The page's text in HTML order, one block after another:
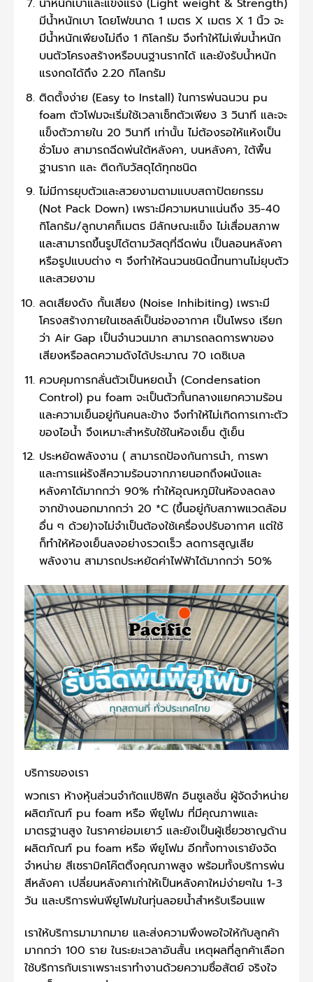
น้ำหนักเบาและแข็งแรง (Light weight & Strength)
มีน้ำหนักเบา โดยโฟขนาด 1 เมตร X เมตร X 1 นิ้ว จะ
มีน้ำหนักเพียงไม่ถึง 1 กิโลกรัม จึงทำให้ไม่เพิ่มน้ำหนัก
บนตัวโครงสร้างหรือบนฐานรากได้ และยังรับน้ำหนัก
แรงกดได้ถึง 2.20 กิโลกรัม
ติดตั้งง่าย (Easy to Install) ในการพ่นฉนวน pu
foam ตัวโฟมจะเริ่มใช้เวลาเซ็ทตัวเพียง 3 วินาที และจะ
แข็งตัวภายใน 20 วินาที เท่านั้น ไม่ต้องรอให้แห้งเป็น
ชั่วโมง สามารถฉีดพ่นใต้หลังคา, บนหลังคา, ใต้พื้น
ฐานราก และ ติดกับวัสดุได้ทุกชนิด
ไม่มีการยุบตัวและสวยงามตามแบบสถาปัตยกรรม
(Not Pack Down) เพราะมีความหนาแน่นถึง 35-40
กิโลกรัม/ลูกบาศก็เมตร มีลักษณะแข็ง ไม่เสื่อมสภาพ
และสามารถขึ้นรูปได้ตามวัสดุที่ฉีดพ่น เป็นลอนหลังคา
หรือรูปแบบต่าง ๆ จึงทำให้ฉนวนชนิดนี้ทนทานไม่ยุบตัว
และสวยงาม
ลดเสียงดัง กั้นเสียง (Noise Inhibiting) เพราะมี
โครงสร้างภายในเซลล์เป็นช่องอากาศ เป็นโพรง เรียก
ว่า Air Gap เป็นจำนวนมาก สามารถลดการพาของ
เสียงหรือลดความดังได้ประมาณ 70 เดซิเบล
ควบคุมการกลั่นตัวเป็นหยดน้ำ (Condensation
Control) pu foam จะเป็นตัวกั้นกลางแยกความร้อน
และความเย็นอยู่กันคนละข้าง จึงทำให้ไม่เกิดการเกาะตัว
ของไอน้ำ จึงเหมาะสำหรับใช้ในห้องเย็น ตู้เย็น
ประหยัดพลังงาน ( สามารถป้องกันการนำ, การพา
และการแผ่รังสีความร้อนจากภายนอกถึงผนังและ
หลังคาได้มากกว่า 90% ทำให้อุณหภูมิในห้องลดลง
จากข้างนอกมากกว่า 20 *C (ขึ้นอยู่กับสภาพแวดล้อม
อื่น ๆ ด้วย)าจไม่จำเป็นต้องใช้เครื่องปรับอากาศ แต่ใช้
ก็ทำให้ห้องเย็นลงอย่างรวดเร็ว ลดการสูญเสีย
พลังงาน สามารถประหยัดค่าไฟฟ้าได้มากกว่า 50%
บริการของเรา
พวกเรา ห้างหุ้นส่วนจำกัดแปซิฟิก อินซูเลชั่น ผู้จัดจำหน่าย
ผลิตภัณฑ์ pu foam หรือ พียูโฟม ที่มีคุณภาพและ
มาตรฐานสูง ในราคาย่อมเยาว์ และยังเป็นผู้เชี่ยวชาญด้าน
ผลิตภัณฑ์ pu foam หรือ พียูโฟม อีกทั้งทางเรายังจัด
จำหน่าย สีเซรามิคโค๊ตติ้งคุณภาพสูง พร้อมทั้งบริการพ่น
สีหลังคา เปลี่ยนหลังคาเก่าให้เป็นหลังคาใหม่ง่ายๆใน 1-3
วัน และบริการพ่นพียูโฟมในทุ่นลอยน้ำสำหรับเรือนแพ
เราให้บริการมามากมาย และส่งความพึงพอใจให้กับลูกค้า
มากกว่า 100 ราย ในระยะเวลาอันสั้น เหตุผลที่ลูกค้าเลือก
ใช้บริการกับเราเพราะเราทำงานด้วยความซื่อสัตย์ จริงใจ